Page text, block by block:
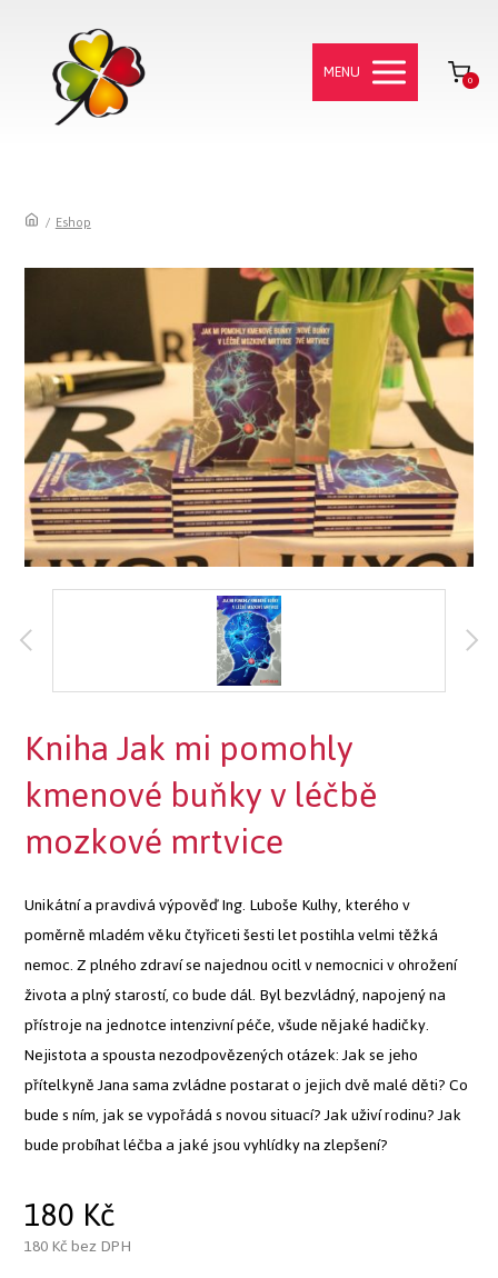
MENU 0
/ Eshop
Kniha Jak mi pomohly
kmenové buňky v léčbě
mozkové mrtvice
Unikátní a pravdivá výpověď Ing. Luboše Kulhy, kterého v
poměrně mladém věku čtyřiceti šesti let postihla velmi těžká
nemoc. Z plného zdraví se najednou ocitl v nemocnici v ohrožení
života a plný starostí, co bude dál. Byl bezvládný, napojený na
přístroje na jednotce intenzivní péče, všude nějaké hadičky.
Nejistota a spousta nezodpovězených otázek: Jak se jeho
přítelkyně Jana sama zvládne postarat o jejich dvě malé děti? Co
bude s ním, jak se vypořádá s novou situací? Jak uživí rodinu? Jak
bude probíhat léčba a jaké jsou vyhlídky na zlepšení?
180 Kč
180Kč bez DPH